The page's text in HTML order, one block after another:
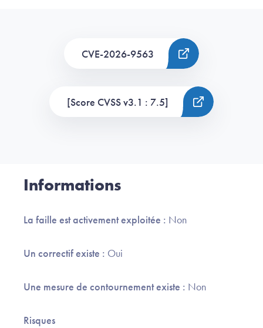
CVE-2026-9563
[Score CVSS v3.1 : 7.5]
Informations
La faille est activement exploitée : Non
Un correctif existe : Oui
Une mesure de contournement existe : Non
Risques